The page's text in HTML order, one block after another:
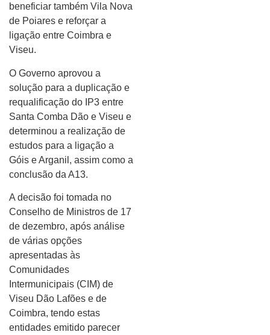
beneficiar também Vila Nova
de Poiares e reforçar a
ligação entre Coimbra e
Viseu.
O Governo aprovou a
solução para a duplicação e
requalificação do IP3 entre
Santa Comba Dão e Viseu e
determinou a realização de
estudos para a ligação a
Góis e Arganil, assim como a
conclusão da A13.
A decisão foi tomada no
Conselho de Ministros de 17
de dezembro, após análise
de várias opções
apresentadas às
Comunidades
Intermunicipais (CIM) de
Viseu Dão Lafões e de
Coimbra, tendo estas
entidades emitido parecer